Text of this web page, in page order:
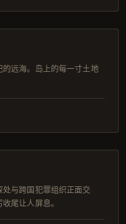
远海。岛上的每一寸土地
与跨国犯罪组织正面交
尾让人屏息。